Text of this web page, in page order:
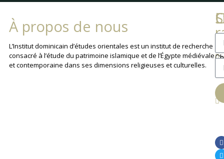
À propos de nous
L’Institut dominicain d’études orientales est un institut de recherche
consacré à l’étude du patrimoine islamique et de l’Égypte médiévale
et contemporaine dans ses dimensions religieuses et culturelles.
La